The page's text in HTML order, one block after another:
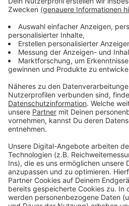
Alltag eng organisiert und
könnten deshalb großen Stress
Prof. Dr. Susanne Kuger
„Die Probleme, mit denen
konfrontiert sind, sind auf
sie sehr hohen
bedeutet auch, wenn eines
ausfällt, man krank wird,
andere unvorhergesehene
dazukommen, dass dann die
brüchiger ist und Familien
Stress reagieren.“
Anzeige